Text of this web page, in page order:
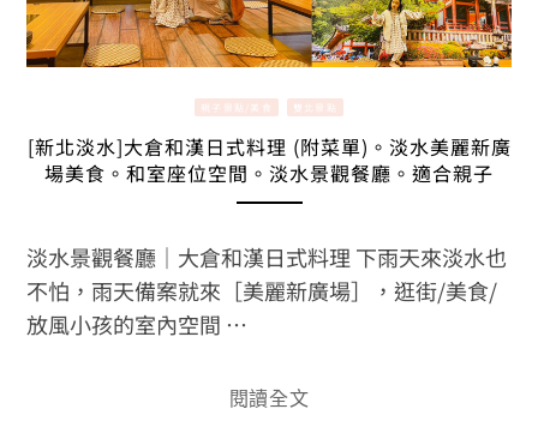
親子景點/美食 雙北景點
[新北淡水]大倉和漢日式料理 (附菜單)。淡水美麗新廣
場美食。和室座位空間。淡水景觀餐廳。適合親子
淡水景觀餐廳｜大倉和漢日式料理 下雨天來淡水也
不怕，雨天備案就來［美麗新廣場］，逛街/美食/
放風小孩的室內空間 …
閱讀全文